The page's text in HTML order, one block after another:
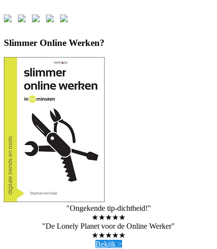
Slimmer Online Werken?
"Ongekende tip-dichtheid!"
★★★★★
"De Lonely Planet voor de Online Werker"
★★★★★
Bekijk >